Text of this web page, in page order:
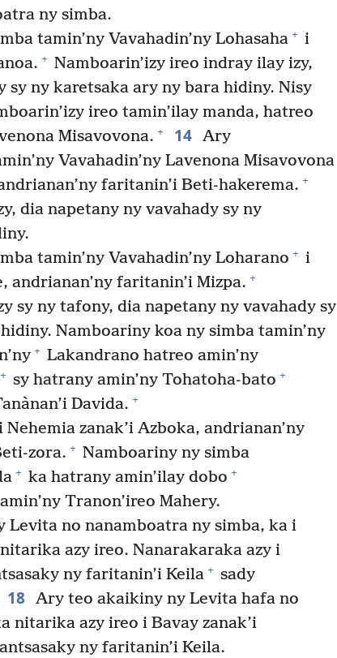
ny simba.
tamin’ny Vavahadin’ny Lohasaha + i
+ Namboarin’izy ireo indray ilay izy,
sy ny karetsaka ary ny bara hidiny. Nisy
ireo tamin’ilay manda, hatreo
Misavovona. + 14 Ary
Vavahadin’ny Lavenona Misavovona
faritanin’i Beti-hakerema. +
dia napetany ny vavahady sy ny
tamin’ny Vavahadin’ny Loharano + i
andrianan’ny faritanin’i Mizpa. +
sy ny tafony, dia napetany ny vavahady sy
Namboariny koa ny simba tamin’ny
+ Lakandrano hatreo amin’ny
+ sy hatrany amin’ny Tohatoha-bato +
Davida. +
zanak’i Azboka, andrianan’ny
zora. + Namboariny ny simba
+ ka hatrany amin’ilay dobo +
Tranon’ireo Mahery.
Levita no nanamboatra ny simba, ka i
azy ireo. Nanarakaraka azy i
ny faritanin’i Keila + sady
18 Ary teo akaikiny ny Levita hafa no
nitarika azy ireo i Bavay zanak’i
ny faritanin’i Keila.